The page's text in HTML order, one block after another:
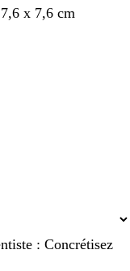
x 7,6 cm
: Concrétisez